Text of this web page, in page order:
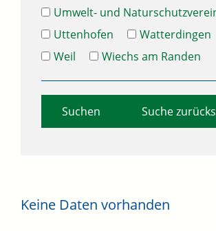
Umwelt- und
Uttenhofen
Watterdingen
Weil
Wiechs am Randen
Suche
Keine Daten vorhanden